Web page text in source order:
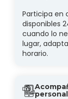
Participa en
disponibles
cuando lo
lugar,
horario.